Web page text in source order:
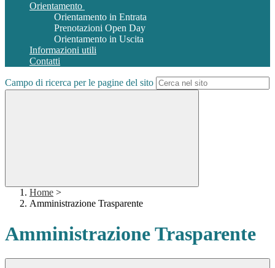
Orientamento
Orientamento in Entrata
Prenotazioni Open Day
Orientamento in Uscita
Informazioni utili
Contatti
Campo di ricerca per le pagine del sito
Home >
Amministrazione Trasparente
Amministrazione Trasparente